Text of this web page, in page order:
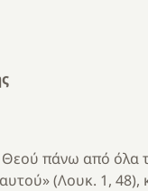
πάνω από όλα
(Λουκ. 1, 48),